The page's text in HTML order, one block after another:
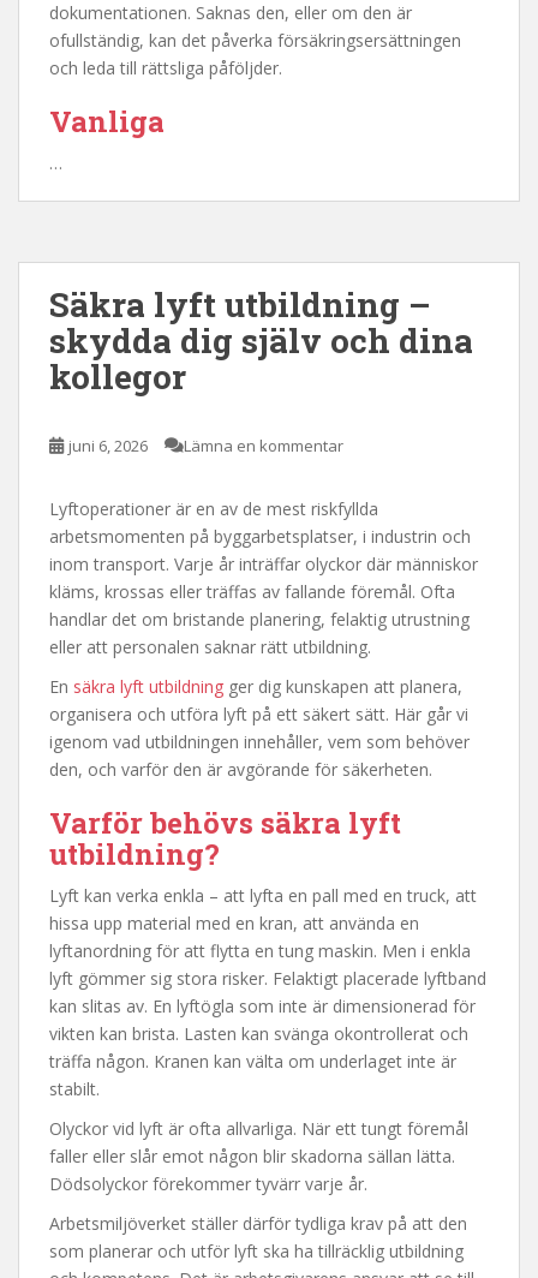
dokumentationen. Saknas den, eller om den är
ofullständig, kan det påverka försäkringsersättningen
och leda till rättsliga påföljder.
Vanliga
…
Säkra lyft utbildning –
skydda dig själv och dina
kollegor
juni 6, 2026 Lämna en kommentar
Lyftoperationer är en av de mest riskfyllda
arbetsmomenten på byggarbetsplatser, i industrin och
inom transport. Varje år inträffar olyckor där människor
kläms, krossas eller träffas av fallande föremål. Ofta
handlar det om bristande planering, felaktig utrustning
eller att personalen saknar rätt utbildning.
En säkra lyft utbildning ger dig kunskapen att planera,
organisera och utföra lyft på ett säkert sätt. Här går vi
igenom vad utbildningen innehåller, vem som behöver
den, och varför den är avgörande för säkerheten.
Varför behövs säkra lyft
utbildning?
Lyft kan verka enkla – att lyfta en pall med en truck, att
hissa upp material med en kran, att använda en
lyftanordning för att flytta en tung maskin. Men i enkla
lyft gömmer sig stora risker. Felaktigt placerade lyftband
kan slitas av. En lyftögla som inte är dimensionerad för
vikten kan brista. Lasten kan svänga okontrollerat och
träffa någon. Kranen kan välta om underlaget inte är
stabilt.
Olyckor vid lyft är ofta allvarliga. När ett tungt föremål
faller eller slår emot någon blir skadorna sällan lätta.
Dödsolyckor förekommer tyvärr varje år.
Arbetsmiljöverket ställer därför tydliga krav på att den
som planerar och utför lyft ska ha tillräcklig utbildning